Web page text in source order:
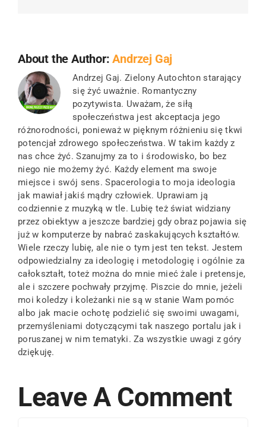
About the Author:Andrzej Gaj
Andrzej Gaj. Zielony Autochton starający
się żyć uważnie. Romantyczny
pozytywista. Uważam, że siłą
społeczeństwa jest akceptacja jego
różnorodności, ponieważ w pięknym różnieniu się tkwi
potencjał zdrowego społeczeństwa. W takim każdy z
nas chce żyć. Szanujmy za to i środowisko, bo bez
niego nie możemy żyć. Każdy element ma swoje
miejsce i swój sens. Spacerologia to moja ideologia
jak mawiał jakiś mądry człowiek. Uprawiam ją
codziennie z muzyką w tle. Lubię też świat widziany
przez obiektyw a jeszcze bardziej gdy obraz pojawia się
już w komputerze by nabrać zaskakujących kształtów.
Wiele rzeczy lubię, ale nie o tym jest ten tekst. Jestem
odpowiedzialny za ideologię i metodologię i ogólnie za
całokształt, toteż można do mnie mieć żale i pretensje,
ale i szczere pochwały przyjmę. Piszcie do mnie, jeżeli
moi koledzy i koleżanki nie są w stanie Wam pomóc
albo jak macie ochotę podzielić się swoimi uwagami,
przemyśleniami dotyczącymi tak naszego portalu jak i
poruszanej w nim tematyki. Za wszystkie uwagi z góry
dziękuję.
Leave A Comment